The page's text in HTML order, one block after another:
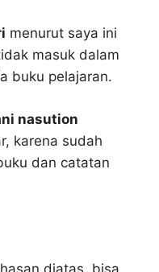
menurut saya ini
masuk dalam
buku pelajaran.
nasution
karena sudah
dan catatan
diatas, bisa